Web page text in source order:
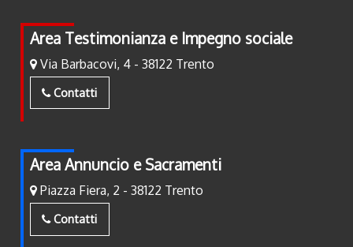
Area Testimonianza e Impegno sociale
Via Barbacovi, 4 - 38122 Trento
Contatti
Area Annuncio e Sacramenti
Piazza Fiera, 2 - 38122 Trento
Contatti